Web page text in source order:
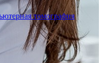
томография